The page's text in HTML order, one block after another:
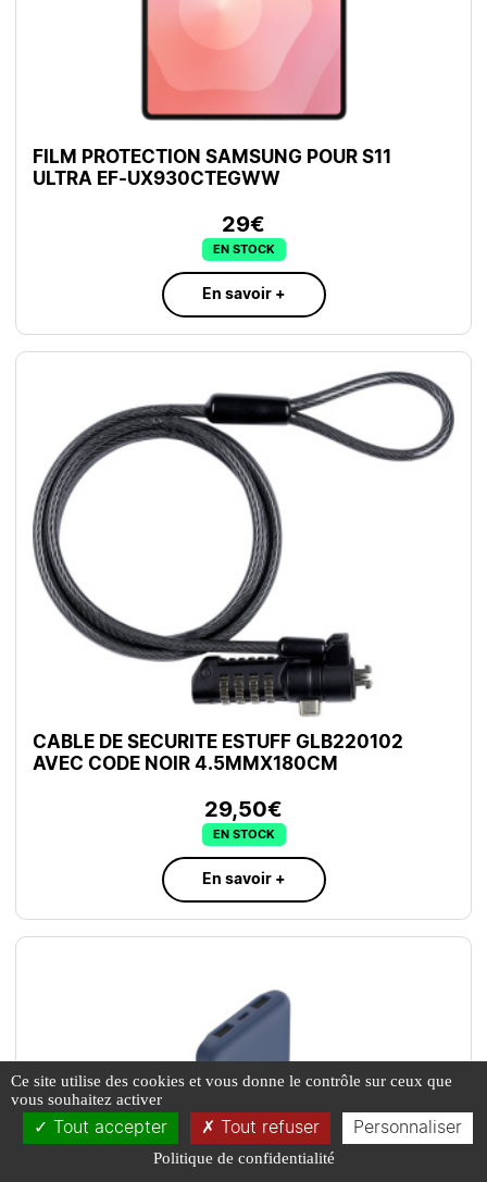
FILM PROTECTION SAMSUNG POUR S11
ULTRA EF-UX930CTEGWW
29€
EN STOCK
En savoir +
CABLE DE SECURITE ESTUFF GLB220102
AVEC CODE NOIR 4.5MMX180CM
29,50€
EN STOCK
En savoir +
Ce site utilise des cookies et vous donne le contrôle sur ceux que
vous souhaitez activer
Tout accepter
Tout refuser
Personnaliser
Politique de confidentialité